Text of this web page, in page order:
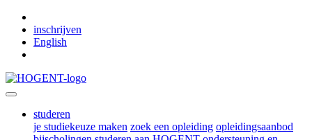
inschrijven
English
studeren
je studiekeuze maken zoek een opleiding opleidingsaanbod